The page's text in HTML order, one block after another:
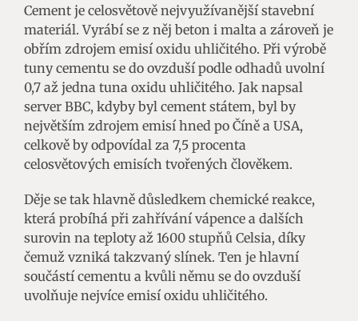
Cement je celosvětově nejvyužívanější stavební
materiál. Vyrábí se z něj beton i malta a zároveň je
obřím zdrojem emisí oxidu uhličitého. Při výrobě
tuny cementu se do ovzduší podle odhadů uvolní
0,7 až jedna tuna oxidu uhličitého. Jak napsal
server BBC, kdyby byl cement státem, byl by
největším zdrojem emisí hned po Číně a USA,
celkově by odpovídal za 7,5 procenta
celosvětových emisích tvořených člověkem.
Děje se tak hlavně důsledkem chemické reakce,
která probíhá při zahřívání vápence a dalších
surovin na teploty až 1600 stupňů Celsia, díky
čemuž vzniká takzvaný slínek. Ten je hlavní
součástí cementu a kvůli němu se do ovzduší
uvolňuje nejvíce emisí oxidu uhličitého.